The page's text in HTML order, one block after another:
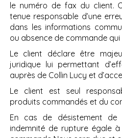
le numéro de fax du client.
tenue responsable d’une
dans les informations
ou absence de commande
Le client déclare être
juridique lui permettant
auprès de Collin Lucy et
Le client est seul
produits commandés et du
En cas de désistement
indemnité de rupture égale